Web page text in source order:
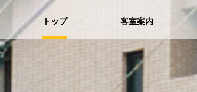
トップ 客室案内